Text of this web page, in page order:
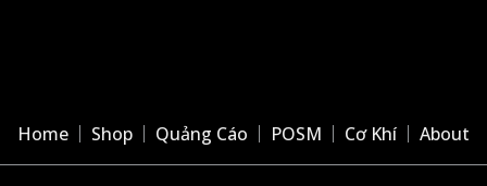
Home Shop Quảng Cáo POSM Cơ Khí About